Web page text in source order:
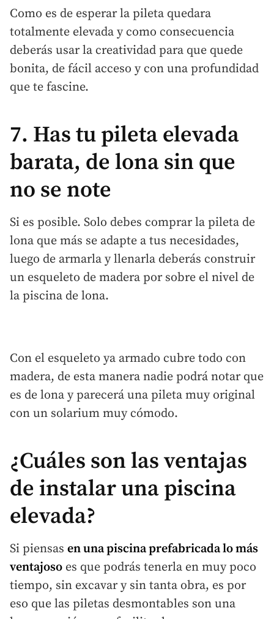
Como es de esperar la pileta quedara
totalmente elevada y como consecuencia
deberás usar la creatividad para que quede
bonita, de fácil acceso y con una profundidad
que te fascine.
7. Has tu pileta elevada
barata, de lona sin que
no se note
Si es posible. Solo debes comprar la pileta de
lona que más se adapte a tus necesidades,
luego de armarla y llenarla deberás construir
un esqueleto de madera por sobre el nivel de
la piscina de lona.
Con el esqueleto ya armado cubre todo con
madera, de esta manera nadie podrá notar que
es de lona y parecerá una pileta muy original
con un solarium muy cómodo.
¿Cuáles son las ventajas
de instalar una piscina
elevada?
Si piensas en una piscina prefabricada lo más
ventajoso es que podrás tenerla en muy poco
tiempo, sin excavar y sin tanta obra, es por
eso que las piletas desmontables son una